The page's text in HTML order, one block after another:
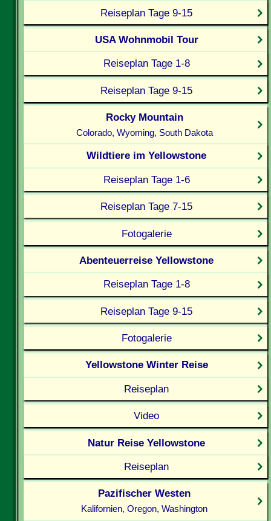
Reiseplan Tage 9-15
USA Wohnmobil Tour
Reiseplan Tage 1-8
Reiseplan Tage 9-15
Rocky Mountain
Colorado, Wyoming, South Dakota
Wildtiere im Yellowstone
Reiseplan Tage 1-6
Reiseplan Tage 7-15
Fotogalerie
Abenteuerreise Yellowstone
Reiseplan Tage 1-8
Reiseplan Tage 9-15
Fotogalerie
Yellowstone Winter Reise
Reiseplan
Video
Natur Reise Yellowstone
Reiseplan
Pazifischer Westen
Kalifornien, Oregon, Washington